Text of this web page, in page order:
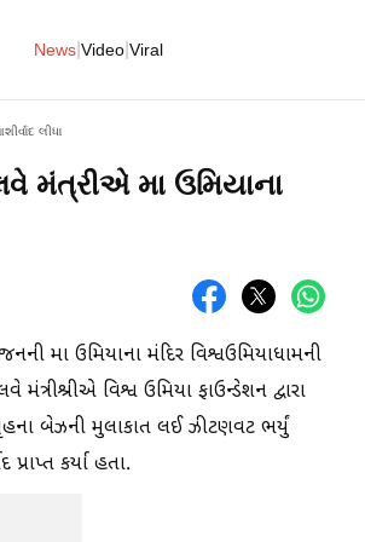
News Video Viral
લીધા
મંત્રીએ મા ઉમિયાના
મા ઉમિયાના મંદિર વિશ્વઉમિયાધામની
વિશ્વ ઉમિયા ફાઉન્ડેશન દ્વારા
બેઝની મુલાકાત લઈ ઝીટણવટ ભર્યું
કર્યા હતા.